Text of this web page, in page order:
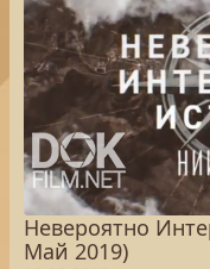
Невероятно
Май 2019)